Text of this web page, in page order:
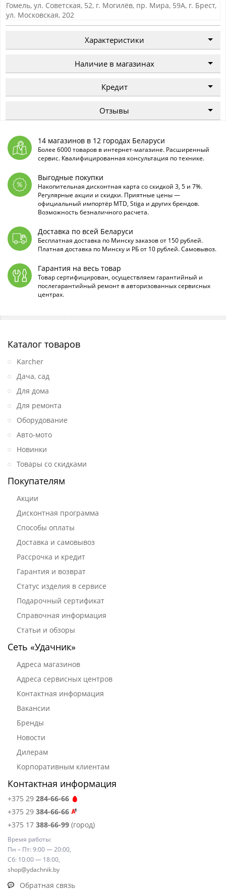
Гомель, ул. Советская, 52, г. Могилёв, пр. Мира, 59А, г. Брест,
ул. Московская, 202
Характеристики
Наличие в магазинах
Кредит
Отзывы
14 магазинов в 12 городах Беларуси
Более 6000 товаров в интернет-магазине. Расширенный
сервис. Квалифицированная консультация по технике.
Выгодные покупки
Накопительная дисконтная карта со скидкой 3, 5 и 7%.
Регулярные акции и скидки. Приятные цены —
официальный импортёр MTD, Stiga и других брендов.
Возможность безналичного расчета.
Доставка по всей Беларуси
Бесплатная доставка по Минску заказов от 150 рублей.
Платная доставка по Минску и РБ от 10 рублей. Самовывоз.
Гарантия на весь товар
Товар сертифицирован, осуществляем гарантийный и
послегарантийный ремонт в авторизованных сервисных
центрах.
Каталог товаров
Karcher
Дача, сад
Для дома
Для ремонта
Оборудование
Авто-мото
Новинки
Товары со скидками
Покупателям
Акции
Дисконтная программа
Способы оплаты
Доставка и самовывоз
Рассрочка и кредит
Гарантия и возврат
Статус изделия в сервисе
Подарочный сертификат
Справочная информация
Статьи и обзоры
Сеть «Удачник»
Адреса магазинов
Адреса сервисных центров
Контактная информация
Вакансии
Бренды
Новости
Дилерам
Корпоративным клиентам
Контактная информация
+375 29 284-66-66
+375 29 384-66-66
+375 17 388-66-99 (город)
Время работы:
Пн – Пт: 9:00 — 20:00,
Сб: 10:00 — 18:00,
shop@ydachnik.by
Обратная связь